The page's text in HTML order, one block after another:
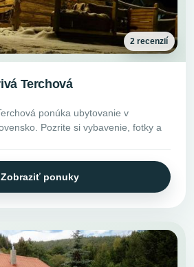
2 recenzií
Terchová
ponúka ubytovanie v
Pozrite si vybavenie, fotky a
Zobraziť ponuky